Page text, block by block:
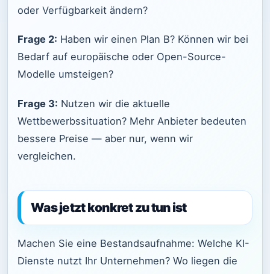
oder Verfügbarkeit ändern?
Frage 2: Haben wir einen Plan B? Können wir bei
Bedarf auf europäische oder Open-Source-
Modelle umsteigen?
Frage 3: Nutzen wir die aktuelle
Wettbewerbssituation? Mehr Anbieter bedeuten
bessere Preise — aber nur, wenn wir
vergleichen.
Was jetzt konkret zu tun ist
Machen Sie eine Bestandsaufnahme: Welche KI-
Dienste nutzt Ihr Unternehmen? Wo liegen die